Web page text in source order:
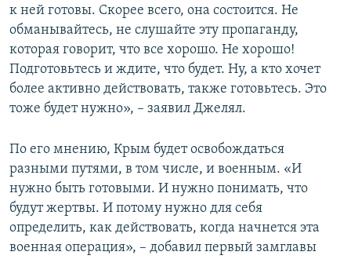
к ней готовы. Скорее всего, она состоится. Не
обманывайтесь, не слушайте эту пропаганду,
которая говорит, что все хорошо. Не хорошо!
Подготовьтесь и ждите, что будет. Ну, а кто хочет
более активно действовать, также готовьтесь. Это
тоже будет нужно», – заявил Джелял.
По его мнению, Крым будет освобождаться
разными путями, в том числе, и военным. «И
нужно быть готовыми. И нужно понимать, что
будут жертвы. И потому нужно для себя
определить, как действовать, когда начнется эта
военная операция», – добавил первый замглавы